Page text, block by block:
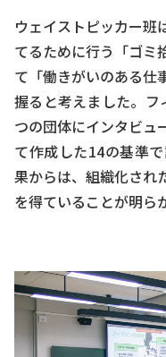
ウェイストピッカー班
てるために行う「ゴミ
て「働きがいのある仕
握ると考えました。
つの団体にインタビュ
て作成した14の基準
果からは、組織化され
を得ていることが明ら